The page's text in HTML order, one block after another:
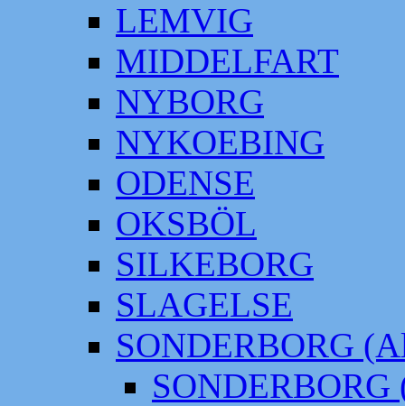
LEMVIG
MIDDELFART
NYBORG
NYKOEBING
ODENSE
OKSBÖL
SILKEBORG
SLAGELSE
SONDERBORG
SONDERBORG